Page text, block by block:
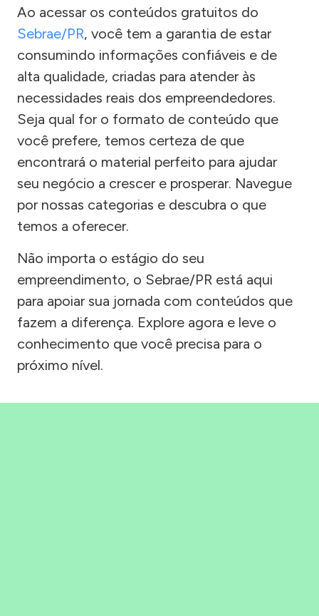
Ao acessar os conteúdos gratuitos do
Sebrae/PR, você tem a garantia de estar
consumindo informações confiáveis e de
alta qualidade, criadas para atender às
necessidades reais dos empreendedores.
Seja qual for o formato de conteúdo que
você prefere, temos certeza de que
encontrará o material perfeito para ajudar
seu negócio a crescer e prosperar. Navegue
por nossas categorias e descubra o que
temos a oferecer.
Não importa o estágio do seu
empreendimento, o Sebrae/PR está aqui
para apoiar sua jornada com conteúdos que
fazem a diferença. Explore agora e leve o
conhecimento que você precisa para o
próximo nível.